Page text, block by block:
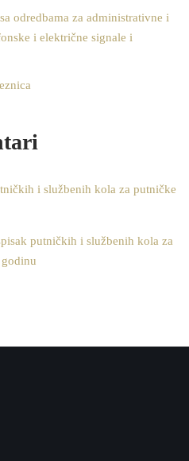
odredbama za administrativne i
i električne signale i
i službenih kola za putničke
putničkih i službenih kola za